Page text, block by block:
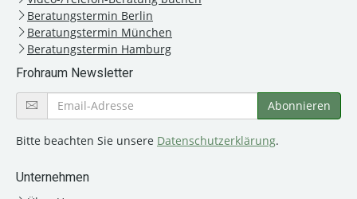
Beratungstermin Berlin
Beratungstermin München
Beratungstermin Hamburg
Frohraum Newsletter
Bitte beachten Sie unsere Datenschutzerklärung.
Unternehmen